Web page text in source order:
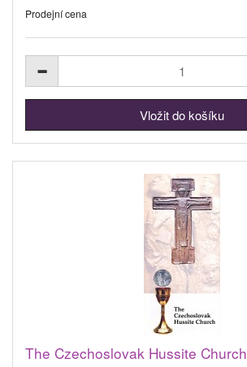
Prodejní cena
The Czechoslovak Hussite Church